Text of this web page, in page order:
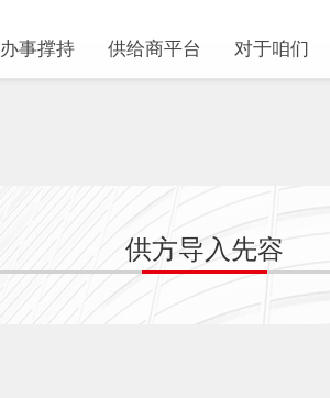
办事撑持 供给商平台 对于咱们
供方导入先容